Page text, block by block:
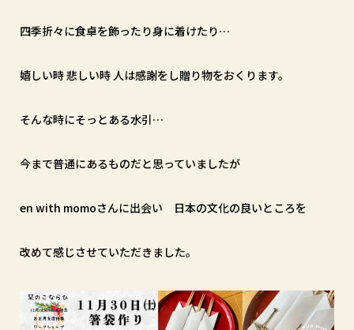
四季折々に食卓を飾ったり身に着けたり…
嬉しい時 悲しい時 人は感謝をし贈り物をおくります。
そんな時にそっとある水引…
今まで普通にあるものだと思っていましたが
en with momoさんに出会い 日本の文化の良いところを
改めて感じさせていただきました。